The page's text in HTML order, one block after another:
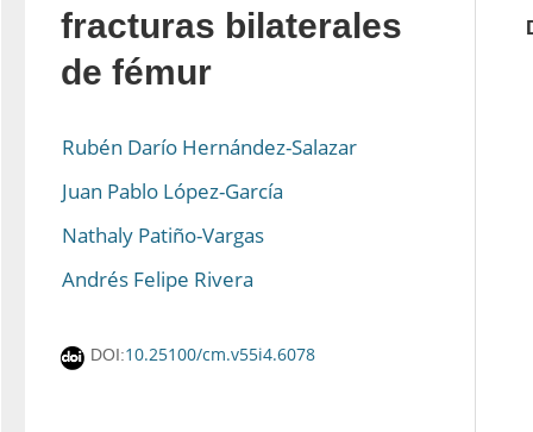
fracturas bilaterales
de fémur
Rubén Darío Hernández-Salazar
Juan Pablo López-García
Nathaly Patiño-Vargas
Andrés Felipe Rivera
DOI:10.25100/cm.v55i4.6078